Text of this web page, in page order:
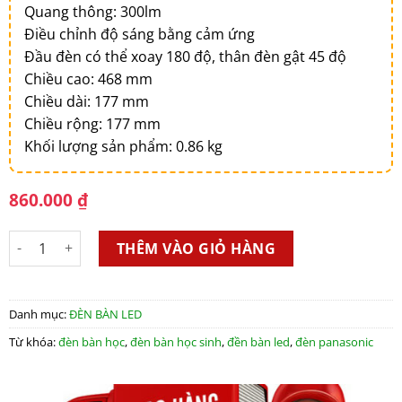
Quang thông: 300lm
Điều chỉnh độ sáng bằng cảm ứng
Đầu đèn có thể xoay 180 độ, thân đèn gật 45 độ
Chiều cao: 468 mm
Chiều dài: 177 mm
Chiều rộng: 177 mm
Khối lượng sản phẩm: 0.86 kg
860.000₫
Đèn bàn Led Panasonic HH-LT062019 số lượng
THÊM VÀO GIỎ HÀNG
Danh mục:ĐÈN BÀN LED
Từ khóa:đèn bàn học,đèn bàn học sinh,đền bàn led,đèn panasonic